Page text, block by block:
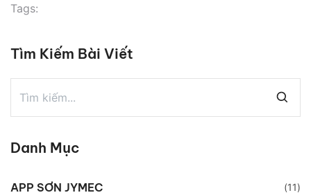
Tags:
Tìm Kiếm Bài Viết
Danh Mục
APP SƠN JYMEC (11)